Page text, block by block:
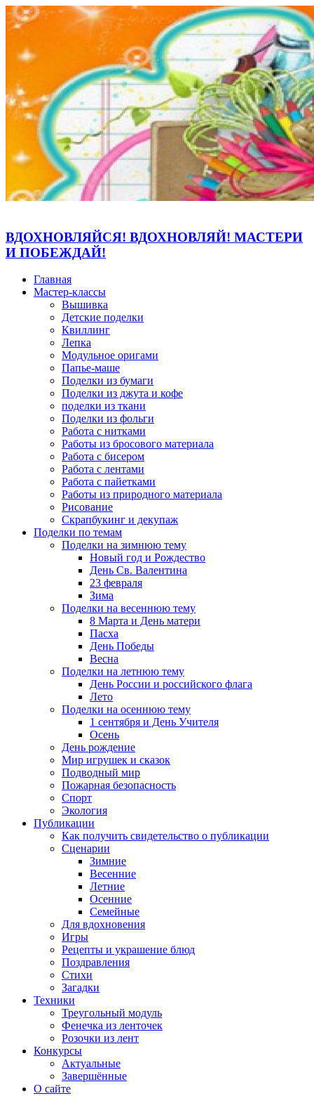
ВДОХНОВЛЯЙСЯ! ВДОХНОВЛЯЙ! МАСТЕРИ
И ПОБЕЖДАЙ!
Главная
Мастер-классы
Вышивка
Детские поделки
Квиллинг
Лепка
Модульное оригами
Папье-маше
Поделки из бумаги
Поделки из джута и кофе
поделки из ткани
Поделки из фольги
Работа с нитками
Работы из бросового материала
Работа с бисером
Работа с лентами
Работа с пайетками
Работы из природного материала
Рисование
Скрапбукинг и декупаж
Поделки по темам
Поделки на зимнюю тему
Новый год и Рождество
День Св. Валентина
23 февраля
Зима
Поделки на весеннюю тему
8 Марта и День матери
Пасха
День Победы
Весна
Поделки на летнюю тему
День России и российского флага
Лето
Поделки на осеннюю тему
1 сентября и День Учителя
Осень
День рождение
Мир игрушек и сказок
Подводный мир
Пожарная безопасность
Спорт
Экология
Публикации
Как получить свидетельство о публикации
Сценарии
Зимние
Весенние
Летние
Осенние
Семейные
Для вдохновения
Игры
Рецепты и украшение блюд
Поздравления
Стихи
Загадки
Техники
Треугольный модуль
Фенечка из ленточек
Розочки из лент
Конкурсы
Актуальные
Завершённые
О сайте